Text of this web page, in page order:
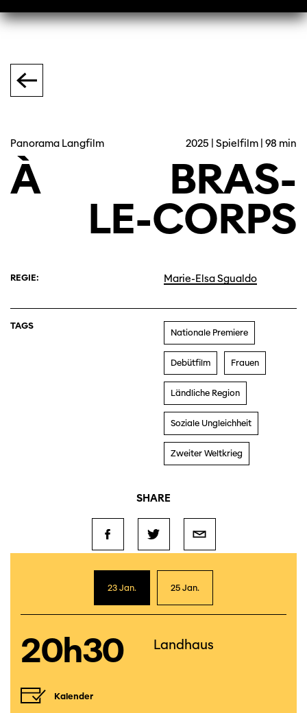
Panorama Langfilm 2025 | Spielfilm | 98 min
À BRAS-
LE-CORPS
REGIE: Marie-Elsa Sgualdo
TAGS
Nationale Premiere
Debütfilm Frauen
Ländliche Region
Soziale Ungleichheit
Zweiter Weltkrieg
SHARE
23 Jan. 25 Jan.
20h30 Landhaus
Kalender